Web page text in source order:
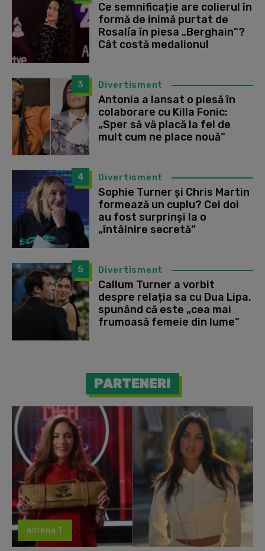
Ce semnificație are colierul în
formă de inimă purtat de
Rosalía în piesa „Berghain”?
Cât costă medalionul
3 Divertisment
Antonia a lansat o piesă în
colaborare cu Killa Fonic:
„Sper să vă placă la fel de
mult cum ne place nouă”
4 Divertisment
Sophie Turner și Chris Martin
formează un cuplu? Cei doi
au fost surprinși la o
„întâlnire secretă”
5 Divertisment
Callum Turner a vorbit
despre relația sa cu Dua Lipa,
spunând că este „cea mai
frumoasă femeie din lume”
PARTENERI
antena 1